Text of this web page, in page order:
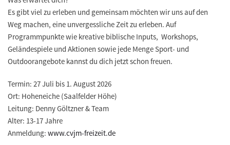
Es gibt viel zu erleben und gemeinsam möchten wir uns auf den
Weg machen, eine unvergessliche Zeit zu erleben. Auf
Programmpunkte wie kreative biblische Inputs, Workshops,
Geländespiele und Aktionen sowie jede Menge Sport- und
Outdoorangebote kannst du dich jetzt schon freuen.
Termin: 27 Juli bis 1. August 2026
Ort: Hoheneiche (Saalfelder Höhe)
Leitung: Denny Göltzner & Team
Alter: 13-17 Jahre
Anmeldung: www.cvjm-freizeit.de